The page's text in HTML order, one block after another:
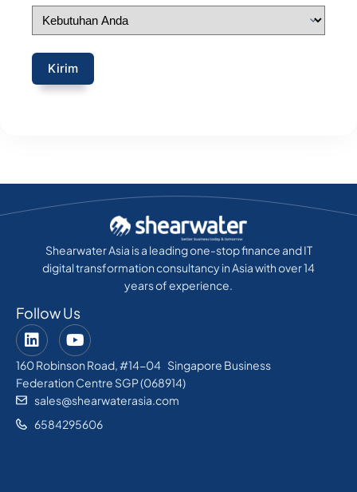
Shearwater Asia is a leading one-stop finance and IT
digital transformation consultancy in Asia with over 14
years of experience.
Follow Us
160 Robinson Road, #14-04 Singapore Business
Federation Centre SGP (068914)
sales@shearwaterasia.com
6584295606